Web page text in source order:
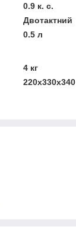
0.9 к. с.
Двотактний
0.5 л
4 кг
220х330х340